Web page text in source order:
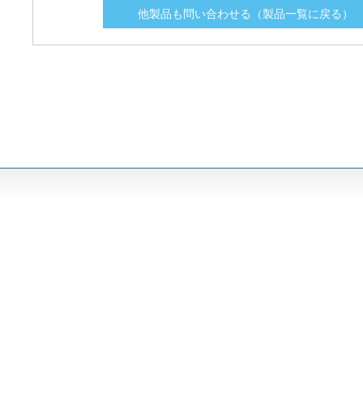
325
CNL350 350
325
CNL350 350
他製品も問い合わせる（製品一覧に戻る）